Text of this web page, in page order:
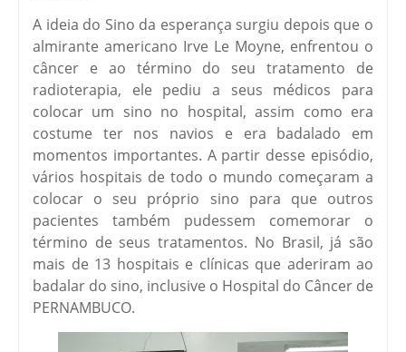
A ideia do Sino da esperança surgiu depois que o
almirante americano Irve Le Moyne, enfrentou o
câncer e ao término do seu tratamento de
radioterapia, ele pediu a seus médicos para
colocar um sino no hospital, assim como era
costume ter nos navios e era badalado em
momentos importantes. A partir desse episódio,
vários hospitais de todo o mundo começaram a
colocar o seu próprio sino para que outros
pacientes também pudessem comemorar o
término de seus tratamentos. No Brasil, já são
mais de 13 hospitais e clínicas que aderiram ao
badalar do sino, inclusive o Hospital do Câncer de
PERNAMBUCO.